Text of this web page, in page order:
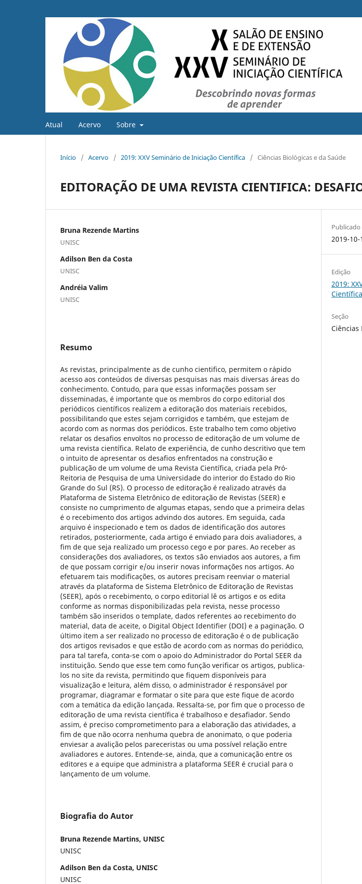
Atual Acervo Sobre
Início / Acervo / 2019: XXV Seminário de Iniciação Científica / Ciências Biológicas e da Saúde
EDITORAÇÃO DE UMA REVISTA CIENTIFICA:
Bruna Rezende Martins
UNISC
Adilson Ben da Costa
UNISC
Andréia Valim
UNISC
Resumo
As revistas, principalmente as de cunho cientifico, permitem o rápido
acesso aos conteúdos de diversas pesquisas nas mais diversas áreas do
conhecimento. Contudo, para que essas informações possam ser
disseminadas, é importante que os membros do corpo editorial dos
periódicos científicos realizem a editoração dos materiais recebidos,
possibilitando que estes sejam corrigidos e também, que estejam de
acordo com as normas dos periódicos. Este trabalho tem como objetivo
relatar os desafios envoltos no processo de editoração de um volume de
uma revista científica. Relato de experiência, de cunho descritivo que tem
o intuito de apresentar os desafios enfrentados na construção e
publicação de um volume de uma Revista Científica, criada pela Pró-
Reitoria de Pesquisa de uma Universidade do interior do Estado do Rio
Grande do Sul (RS). O processo de editoração é realizado através da
Plataforma de Sistema Eletrônico de editoração de Revistas (SEER) e
consiste no cumprimento de algumas etapas, sendo que a primeira delas
é o recebimento dos artigos advindo dos autores. Em seguida, cada
arquivo é inspecionado e tem os dados de identificação dos autores
retirados, posteriormente, cada artigo é enviado para dois avaliadores, a
fim de que seja realizado um processo cego e por pares. Ao receber as
considerações dos avaliadores, os textos são enviados aos autores, a fim
de que possam corrigir e/ou inserir novas informações nos artigos. Ao
efetuarem tais modificações, os autores precisam reenviar o material
através da plataforma de Sistema Eletrônico de Editoração de Revistas
(SEER), após o recebimento, o corpo editorial lê os artigos e os edita
conforme as normas disponibilizadas pela revista, nesse processo
também são inseridos o template, dados referentes ao recebimento do
material, data de aceite, o Digital Object Identifier (DOI) e a paginação. O
último item a ser realizado no processo de editoração é o de publicação
dos artigos revisados e que estão de acordo com as normas do periódico,
para tal tarefa, conta-se com o apoio do Administrador do Portal SEER da
instituição. Sendo que esse tem como função verificar os artigos, publica-
los no site da revista, permitindo que fiquem disponíveis para
visualização e leitura, além disso, o administrador é responsável por
programar, diagramar e formatar o site para que este fique de acordo
com a temática da edição lançada. Ressalta-se, por fim que o processo de
editoração de uma revista científica é trabalhoso e desafiador. Sendo
assim, é preciso comprometimento para a elaboração das atividades, a
fim de que não ocorra nenhuma quebra de anonimato, o que poderia
enviesar a avalição pelos pareceristas ou uma possível relação entre
avaliadores e autores. Entende-se, ainda, que a comunicação entre os
editores e a equipe que administra a plataforma SEER é crucial para o
lançamento de um volume.
Biografia do Autor
Bruna Rezende Martins, UNISC
UNISC
Adilson Ben da Costa, UNISC
UNISC
Publicado
2019-10-
Edição
2019:
Científica
Seção
Ciências